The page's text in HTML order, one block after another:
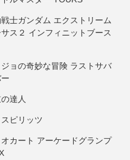
士ガンダム エクストリーム
ス２ インフィニットブース
ョの奇妙な冒険 ラストサバ
達人
ピリッツ
カート アーケードグランプ